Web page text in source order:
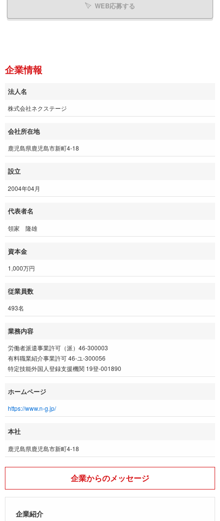
WEB応募する
企業情報
法人名
株式会社ネクステージ
会社所在地
鹿児島県鹿児島市新町4-18
設立
2004年04月
代表者名
領家 隆雄
資本金
1,000万円
従業員数
493名
業務内容
労働者派遣事業許可（派）46-300003
有料職業紹介事業許可 46-ユ-300056
特定技能外国人登録支援機関 19登-001890
ホームページ
https://www.n-g.jp/
本社
鹿児島県鹿児島市新町4-18
企業からのメッセージ
企業紹介